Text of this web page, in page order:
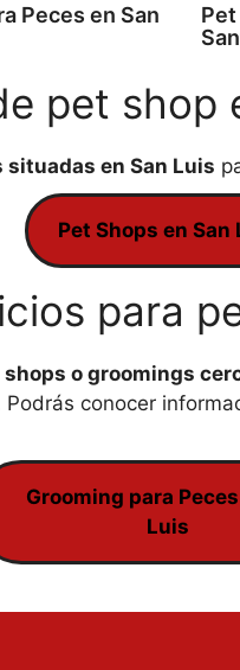
Peces en San
pet shop
en San Luis
Pet Shops en San
para
o groomings
conocer
Grooming para
Luis